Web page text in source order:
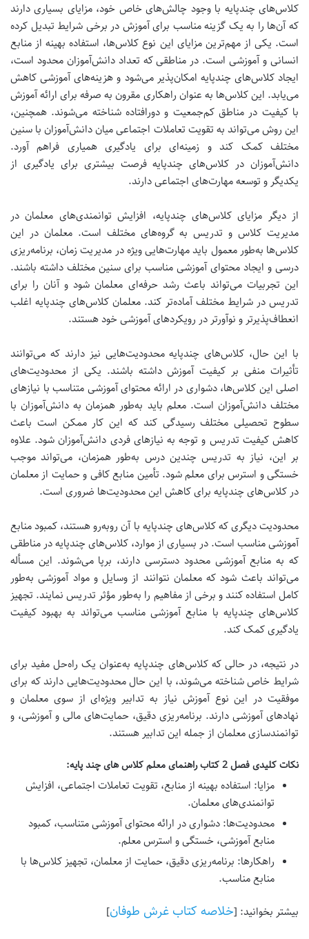
کلاس‌های چندپایه با وجود چالش‌های خاص خود، مزایای بسیاری دارند
که آن‌ها را به یک گزینه مناسب برای آموزش در برخی شرایط تبدیل کرده
است. یکی از مهم‌ترین مزایای این نوع کلاس‌ها، استفاده بهینه از منابع
انسانی و آموزشی است. در مناطقی که تعداد دانش‌آموزان محدود است،
ایجاد کلاس‌های چندپایه امکان‌پذیر می‌شود و هزینه‌های آموزشی کاهش
می‌یابد. این کلاس‌ها به عنوان راهکاری مقرون به صرفه برای ارائه آموزش
با کیفیت در مناطق کم‌جمعیت و دورافتاده شناخته می‌شوند. همچنین،
این روش می‌تواند به تقویت تعاملات اجتماعی میان دانش‌آموزان با سنین
مختلف کمک کند و زمینه‌ای برای یادگیری همیاری فراهم آورد.
دانش‌آموزان در کلاس‌های چندپایه فرصت بیشتری برای یادگیری از
یکدیگر و توسعه مهارت‌های اجتماعی دارند.
از دیگر مزایای کلاس‌های چندپایه، افزایش توانمندی‌های معلمان در
مدیریت کلاس و تدریس به گروه‌های مختلف است. معلمان در این
کلاس‌ها به‌طور معمول باید مهارت‌هایی ویژه در مدیریت زمان، برنامه‌ریزی
درسی و ایجاد محتوای آموزشی مناسب برای سنین مختلف داشته باشند.
این تجربیات می‌تواند باعث رشد حرفه‌ای معلمان شود و آنان را برای
تدریس در شرایط مختلف آماده‌تر کند. معلمان کلاس‌های چندپایه اغلب
انعطاف‌پذیرتر و نوآورتر در رویکردهای آموزشی خود هستند.
با این حال، کلاس‌های چندپایه محدودیت‌هایی نیز دارند که می‌توانند
تأثیرات منفی بر کیفیت آموزش داشته باشند. یکی از محدودیت‌های
اصلی این کلاس‌ها، دشواری در ارائه محتوای آموزشی متناسب با نیازهای
مختلف دانش‌آموزان است. معلم باید به‌طور همزمان به دانش‌آموزان با
سطوح تحصیلی مختلف رسیدگی کند که این کار ممکن است باعث
کاهش کیفیت تدریس و توجه به نیازهای فردی دانش‌آموزان شود. علاوه
بر این، نیاز به تدریس چندین درس به‌طور همزمان، می‌تواند موجب
خستگی و استرس برای معلم شود. تأمین منابع کافی و حمایت از معلمان
در کلاس‌های چندپایه برای کاهش این محدودیت‌ها ضروری است.
محدودیت دیگری که کلاس‌های چندپایه با آن روبه‌رو هستند، کمبود منابع
آموزشی مناسب است. در بسیاری از موارد، کلاس‌های چندپایه در مناطقی
که به منابع آموزشی محدود دسترسی دارند، برپا می‌شوند. این مسأله
می‌تواند باعث شود که معلمان نتوانند از وسایل و مواد آموزشی به‌طور
کامل استفاده کنند و برخی از مفاهیم را به‌طور مؤثر تدریس نمایند. تجهیز
کلاس‌های چندپایه با منابع آموزشی مناسب می‌تواند به بهبود کیفیت
یادگیری کمک کند.
در نتیجه، در حالی که کلاس‌های چندپایه به‌عنوان یک راه‌حل مفید برای
شرایط خاص شناخته می‌شوند، با این حال محدودیت‌هایی دارند که برای
موفقیت در این نوع آموزش نیاز به تدابیر ویژه‌ای از سوی معلمان و
نهادهای آموزشی دارند. برنامه‌ریزی دقیق، حمایت‌های مالی و آموزشی، و
توانمندسازی معلمان از جمله این تدابیر هستند.
نکات کلیدی فصل 2 کتاب راهنمای معلم کلاس های چند پایه:
مزایا: استفاده بهینه از منابع، تقویت تعاملات اجتماعی، افزایش
توانمندی‌های معلمان.
محدودیت‌ها: دشواری در ارائه محتوای آموزشی متناسب، کمبود
منابع آموزشی، خستگی و استرس معلم.
راهکارها: برنامه‌ریزی دقیق، حمایت از معلمان، تجهیز کلاس‌ها با
منابع مناسب.
بیشتر بخوانید: [خلاصه کتاب غرش طوفان]